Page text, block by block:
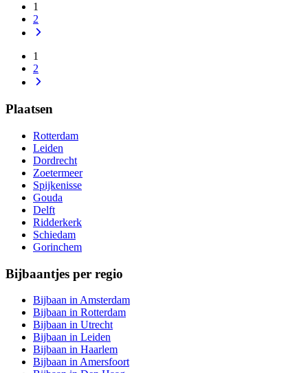
1
2
1
2
Plaatsen
Rotterdam
Leiden
Dordrecht
Zoetermeer
Spijkenisse
Gouda
Delft
Ridderkerk
Schiedam
Gorinchem
Bijbaantjes per regio
Bijbaan in Amsterdam
Bijbaan in Rotterdam
Bijbaan in Utrecht
Bijbaan in Leiden
Bijbaan in Haarlem
Bijbaan in Amersfoort